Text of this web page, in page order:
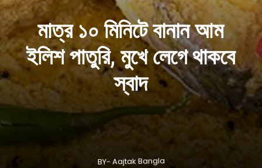
BY- Aajtak Bangla
মাত্র ১০ মিনিটে বানান আম
ইলিশ পাতুরি, মুখে লেগে থাকবে
স্বাদ